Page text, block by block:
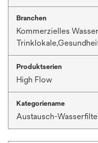
Branchen
Kommerzielles
Produktserien
High Flow
Kategoriename
Austausch-